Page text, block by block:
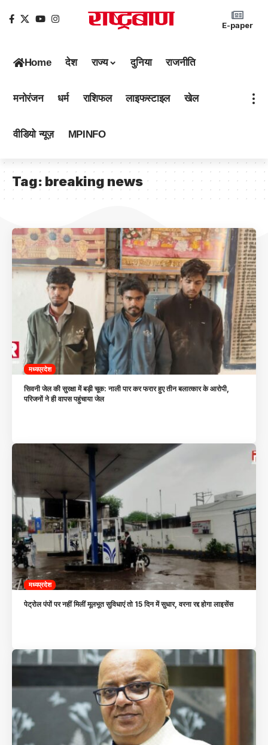
E-paper
Home देश राज्य दुनिया राजनीति
मनोरंजन धर्म राशिफल लाइफस्टाइल खेल
वीडियो न्यूज़ MPINFO
Tag: breaking news
मध्यप्रदेश
सिवनी जेल की सुरक्षा में बड़ी चूक: नाली पार कर फरार हुए तीन बलात्कार के आरोपी,
परिजनों ने ही वापस पहुंचाया जेल
मध्यप्रदेश
पेट्रोल पंपों पर नहीं मिलीं मूलभूत सुविधाएं तो 15 दिन में सुधार, वरना रद्द होगा लाइसेंस